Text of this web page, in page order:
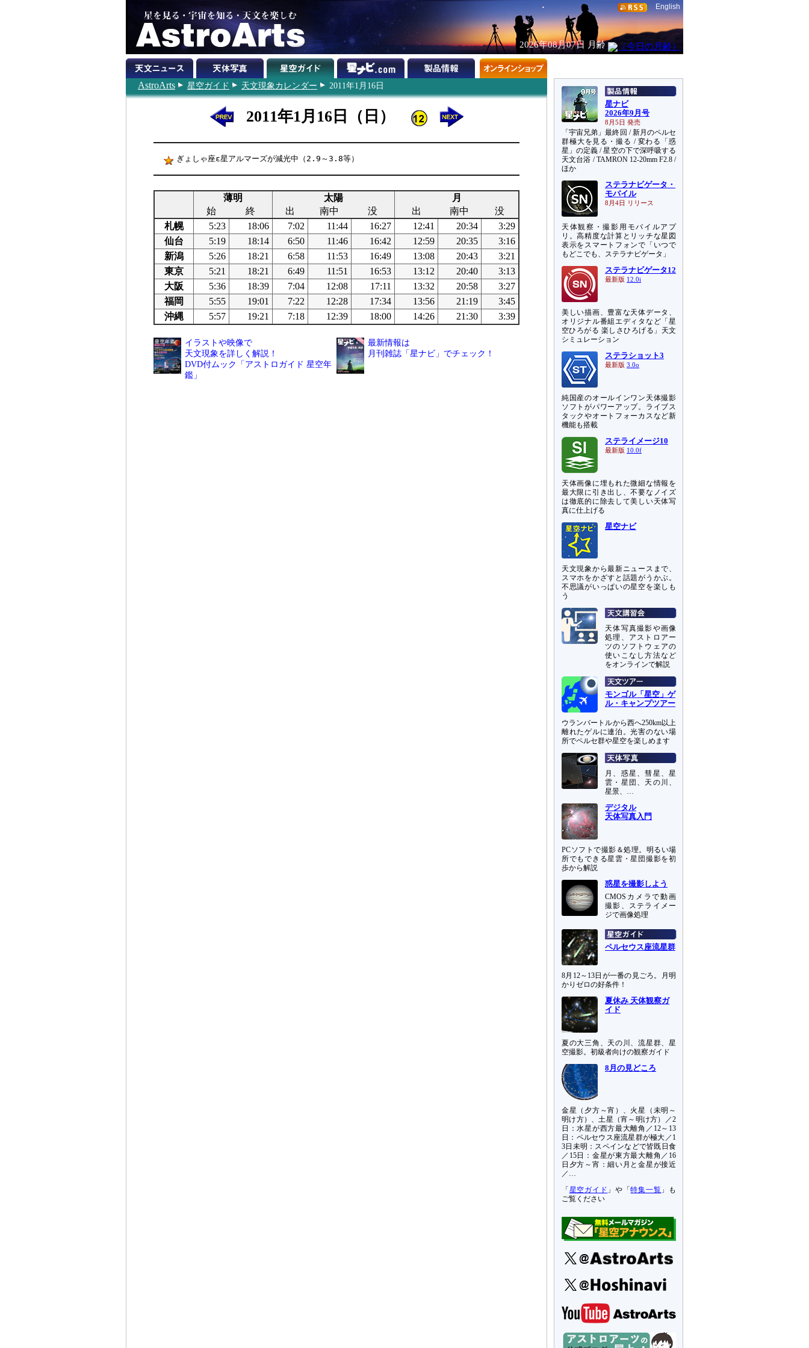
English
2026年08月07日 月齢
AstroArts 星空ガイド 天文現象カレンダー 2011年1月16日
2011年1月16日（日）
ぎょしゃ座ε星アルマーズが減光中（2.9～3.8等）
薄明 太陽
月
始
終 出 南中 没 出 南中
没
札幌
5:23 18:06 7:02 11:44 16:27 12:41 20:34
3:29
仙台
5:19 18:14 6:50 11:46 16:42 12:59 20:35
3:16
新潟
5:26 18:21 6:58 11:53 16:49 13:08 20:43
3:21
東京
5:21 18:21 6:49 11:51 16:53 13:12 20:40
3:13
大阪
5:36 18:39 7:04 12:08 17:11 13:32 20:58
3:27
福岡
5:55 19:01 7:22 12:28 17:34 13:56 21:19
3:45
沖縄
5:57 19:21 7:18 12:39 18:00 14:26 21:30 3:39
イラストや映像で
天文現象を詳しく解説！
DVD付ムック「アストロガイド 星空年
鑑」
最新情報は
月刊雑誌「星ナビ」でチェック！
星ナビ
2026年9月号
8月5日 発売
「宇宙兄弟」最終回 / 新月のペルセ
群極大を見る・撮る / 変わる「惑
星」の定義 / 星空の下で深呼吸する
天文台浴 / TAMRON 12-20mm F2.8 /
ほか
ステラナビゲータ・
モバイル
8月4日 リリース
天体観察・撮影用モバイルアプ
リ。高精度な計算とリッチな星図
表示をスマートフォンで「いつで
もどこでも、ステラナビゲータ」
ステラナビゲータ12
最新版 12.0i
美しい描画、豊富な天体データ、
オリジナル番組エディタなど「星
空ひろがる 楽しさひろげる」天文
シミュレーション
ステラショット3
最新版 3.0o
純国産のオールインワン天体撮影
ソフトがパワーアップ。ライブス
タックやオートフォーカスなど新
機能も搭載
ステライメージ10
最新版 10.0f
天体画像に埋もれた微細な情報を
最大限に引き出し、不要なノイズ
は徹底的に除去して美しい天体写
真に仕上げる
星空ナビ
天文現象から最新ニュースまで、
スマホをかざすと話題がうかぶ。
不思議がいっぱいの星空を楽しも
う
天体写真撮影や画像
処理、アストロアー
ツのソフトウェアの
使いこなし方法など
をオンラインで解説
モンゴル「星空」ゲ
ル・キャンプツアー
ウランバートルから西へ250km以上
離れたゲルに連泊。光害のない場
所でペルセ群や星空を楽しめます
月、惑星、彗星、星
雲・星団、天の川、
星景、…
デジタル
天体写真入門
PCソフトで撮影＆処理。明るい場
所でもできる星雲・星団撮影を初
歩から解説
惑星を撮影しよう
CMOSカメラで動画
撮影、ステライメー
ジで画像処理
ペルセウス座流星群
8月12～13日が一番の見ごろ。月明
かりゼロの好条件！
夏休み 天体観察ガ
イド
夏の大三角、天の川、流星群、星
空撮影。初級者向けの観察ガイド
8月の見どころ
金星（夕方～宵）、火星（未明～
明け方）、土星（宵～明け方）／2
日：水星が西方最大離角／12～13
日：ペルセウス座流星群が極大／1
3日未明：スペインなどで皆既日食
／15日：金星が東方最大離角／16
日夕方～宵：細い月と金星が接近
／…
「 星空ガイド 」や「特集一覧 」も
ご覧ください